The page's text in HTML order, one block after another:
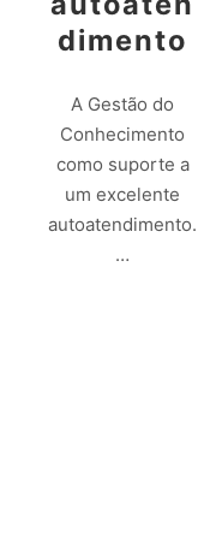
dimento
A Gestão do
Conhecimento
como suporte a
um excelente
autoatendimento.
…